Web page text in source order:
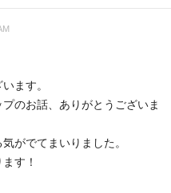
ます。
のお話、ありがとうございま
がでてまいりました。
す！